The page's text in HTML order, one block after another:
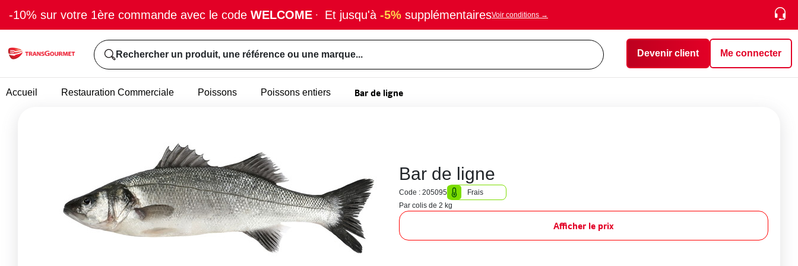
-10% sur votre 1ère commande avec le code WELCOME · Et jusqu'à -5% supplémentairesVoir conditions →
Rechercher un produit, une référence ou une marque... Devenir client Me connecter
Accueil Restauration Commerciale Poissons Poissons entiers Bar de ligne
Bar de ligne
Code : 205095
Frais
Par colis de 2 kg
Afficher le prix